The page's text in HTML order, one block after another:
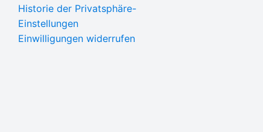
Historie der Privatsphäre-
Einstellungen
Einwilligungen widerrufen